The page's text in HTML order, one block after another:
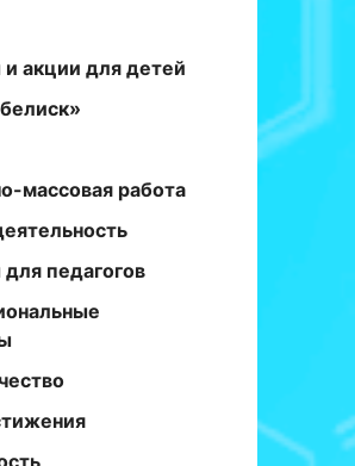
и акции для детей
массовая работа
педагогов